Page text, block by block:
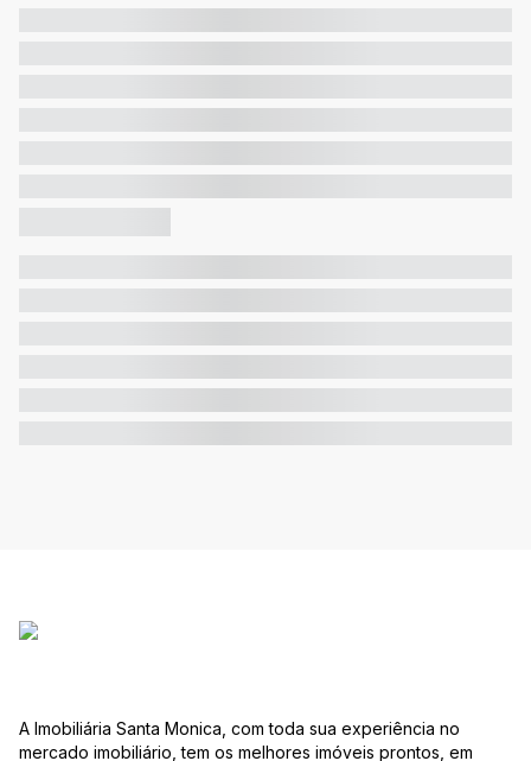
A Imobiliária Santa Monica, com toda sua experiência no
mercado imobiliário, tem os melhores imóveis prontos, em